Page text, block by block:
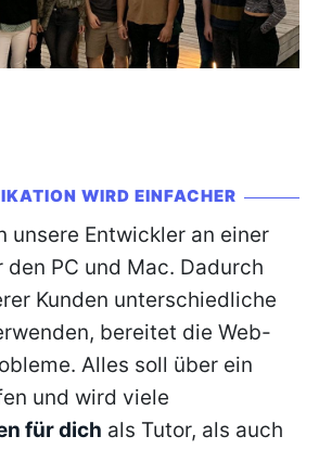
WIRD EINFACHER
unsere Entwickler an einer
PC und Mac. Dadurch
Kunden unterschiedliche
bereitet die Web-
Alles soll über ein
und wird viele
für dich als Tutor, als auch